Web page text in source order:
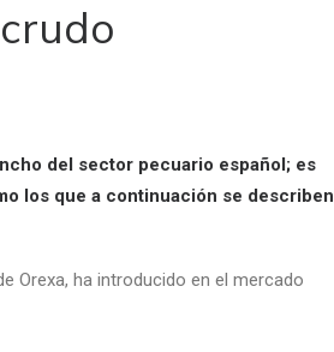
del sector pecuario español; es
los que a continuación se describen
Orexa, ha introducido en el mercado